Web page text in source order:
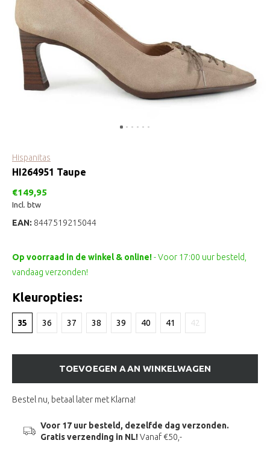
Hispanitas
HI264951 Taupe
€149,95
Incl. btw
EAN: 8447519215044
Op voorraad in de winkel & online!- Voor 17:00 uur besteld,
vandaag verzonden!
Kleuropties:
35 36 37 38 39 40 41 42
TOEVOEGEN AAN WINKELWAGEN
Bestel nu, betaal later met Klarna!
Voor 17 uur besteld, dezelfde dag verzonden.
Gratis verzending in NL!Vanaf €50,-